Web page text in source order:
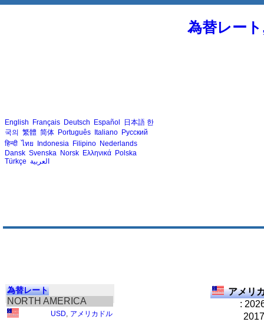
為替レー
English Français Deutsch Español 日本語 한
국의 繁體 简体 Português Italiano Русский
हिन्दी ไทย Indonesia Filipino Nederlands
Dansk Svenska Norsk Ελληνικά Polska
Türkçe العربية
為替レート
NORTH AMERICA
USD アメリカドル
アメリ
: